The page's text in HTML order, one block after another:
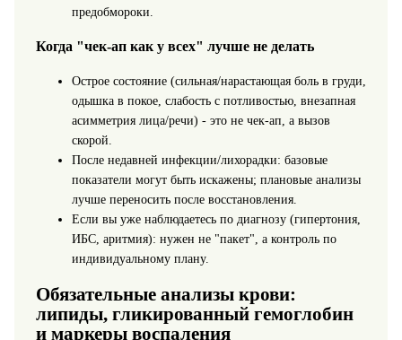
предобмороки.
Когда "чек‑ап как у всех" лучше не делать
Острое состояние (сильная/нарастающая боль в груди,
одышка в покое, слабость с потливостью, внезапная
асимметрия лица/речи) - это не чек‑ап, а вызов
скорой.
После недавней инфекции/лихорадки: базовые
показатели могут быть искажены; плановые анализы
лучше переносить после восстановления.
Если вы уже наблюдаетесь по диагнозу (гипертония,
ИБС, аритмия): нужен не "пакет", а контроль по
индивидуальному плану.
Обязательные анализы крови:
липиды, гликированный гемоглобин
и маркеры воспаления